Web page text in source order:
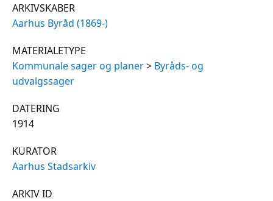
ARKIVSKABER
Aarhus Byråd (1869-)
MATERIALETYPE
Kommunale sager og planer> Byråds- og
udvalgssager
DATERING
1914
KURATOR
Aarhus Stadsarkiv
ARKIV ID